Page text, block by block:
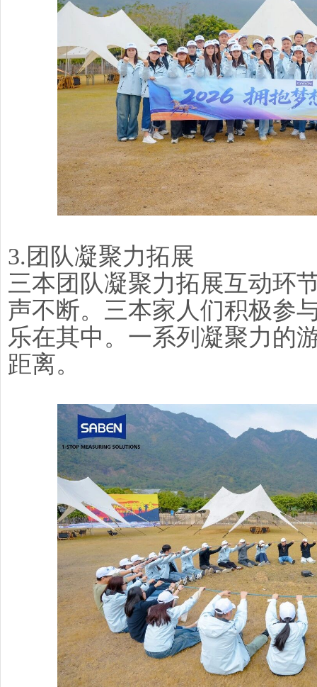
3.团队凝聚力拓展
三本团队凝聚力拓展互动环
声不断。三本家人们积极参
乐在其中。一系列凝聚力的
距离。